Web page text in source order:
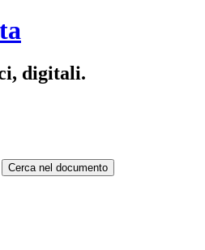
digitali.
Cerca nel documento